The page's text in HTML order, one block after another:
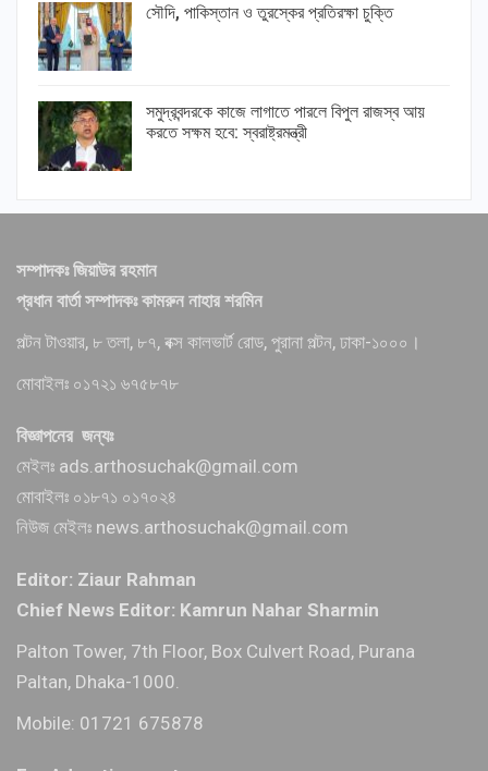
সৌদি, পাকিস্তান ও তুরস্কের প্রতিরক্ষা চুক্তি
সমুদ্রবন্দরকে কাজে লাগাতে পারলে বিপুল রাজস্ব আয়
করতে সক্ষম হবে: স্বরাষ্ট্রমন্ত্রী
সম্পাদকঃ জিয়াউর রহমান
প্রধান বার্তা সম্পাদকঃ কামরুন নাহার শরমিন
পল্টন টাওয়ার, ৮ তলা, ৮৭, বক্স কালভার্ট রোড, পুরানা পল্টন, ঢাকা-১০০০।
মোবাইলঃ ০১৭২১ ৬৭৫৮৭৮
বিজ্ঞাপনের জন্যঃ
মেইলঃ ads.arthosuchak@gmail.com
মোবাইলঃ ০১৮৭১ ০১৭০২৪
নিউজ মেইলঃ news.arthosuchak@gmail.com
Editor: Ziaur Rahman
Chief News Editor: Kamrun Nahar Sharmin
Palton Tower, 7th Floor, Box Culvert Road, Purana
Paltan, Dhaka-1000.
Mobile: 01721 675878